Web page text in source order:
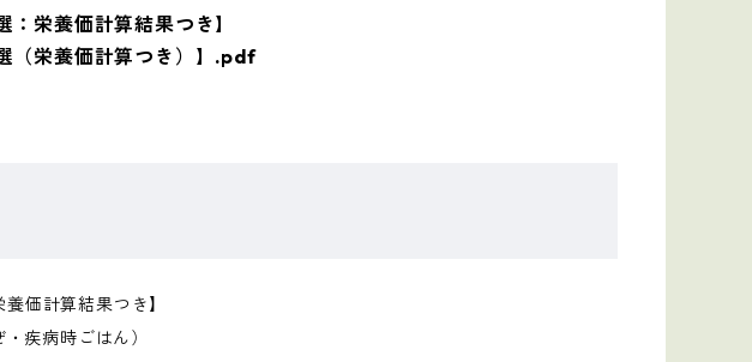
：栄養価計算結果つき】
（栄養価計算つき）】.pdf
価計算結果つき】
疾病時ごはん）